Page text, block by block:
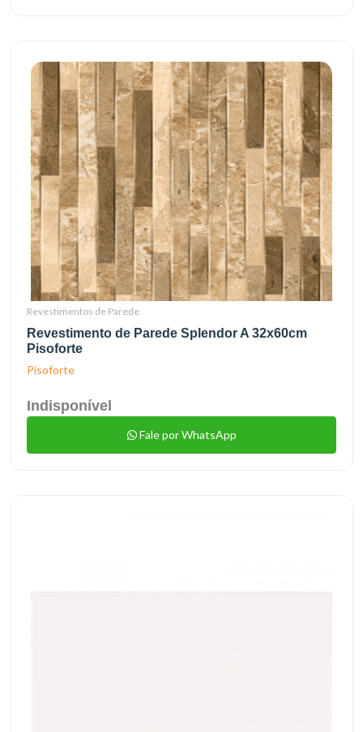
Revestimentos de Parede
Revestimento de Parede Splendor A 32x60cm
Pisoforte
Pisoforte
Indisponível
Fale por WhatsApp